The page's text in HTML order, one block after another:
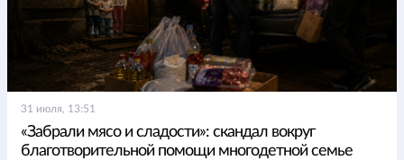
31 июля, 13:51
«Забрали мясо и сладости»: скандал вокруг
благотворительной помощи многодетной семье